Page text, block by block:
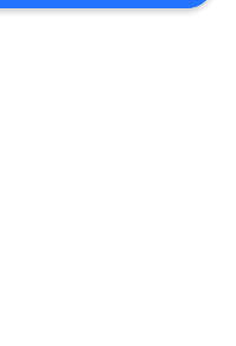
PRIVACY